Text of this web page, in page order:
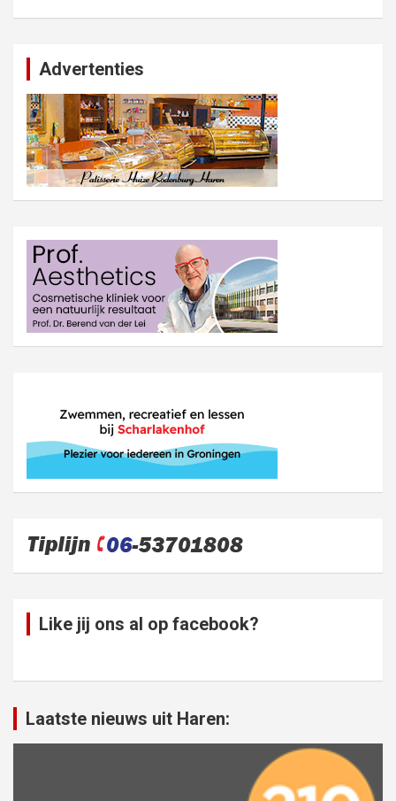
Advertenties
Like jij ons al op facebook?
Laatste nieuws uit Haren: